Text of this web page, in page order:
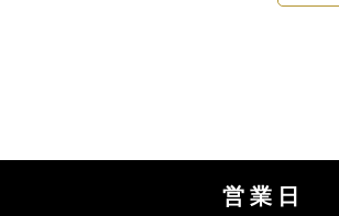
営業日